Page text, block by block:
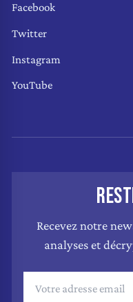
Facebook
Twitter
Instagram
YouTube
Recevez notre
analyses et